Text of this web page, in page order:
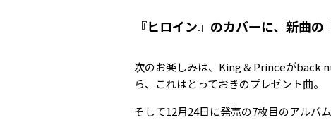
『ヒロイン』のカバーに、新曲
次のお楽しみは、King & Princeがback
ら、これはとっておきのプレゼント曲。
そして12月24日に発売の7枚目のアルバ